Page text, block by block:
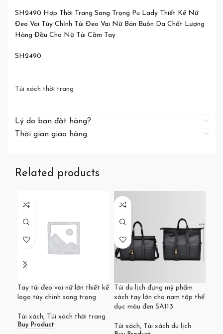
SH2490 Hợp Thời Trang Sang Trọng Pu Lady Thiết Kế Nữ
Đeo Vai Tùy Chỉnh Túi Đeo Vai Nữ Bán Buôn Da Chất Lượng
Hàng Đầu Cho Nữ Túi Cầm Tay
SH2490
Túi xách thời trang
Lý do bạn đặt hàng?
Thời gian giao hàng
Related products
Tay túi đeo vai nữ lớn thiết kế
logo tùy chỉnh sang trọng
Túi xách, Túi xách thời trang
Buy Product
Túi du lịch đựng mỹ phẩm
xách tay lớn cho nam tập thể
dục màu đen SA113
Túi xách, Túi xách du lịch